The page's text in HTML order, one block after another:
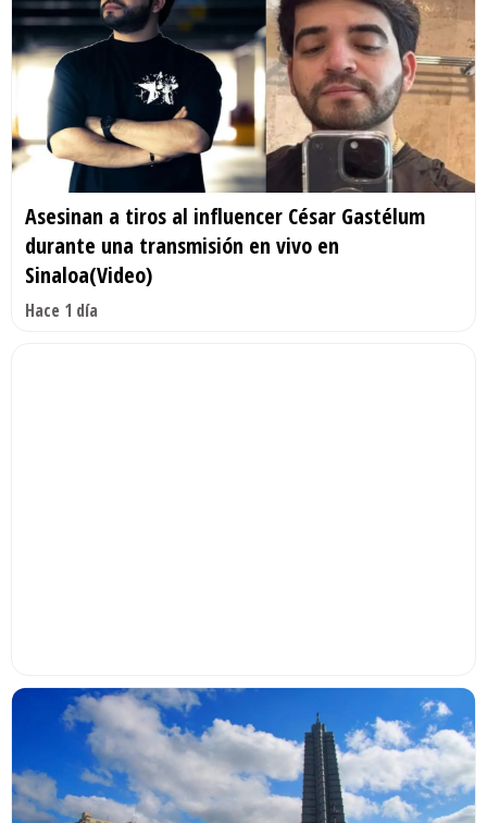
Asesinan a tiros al influencer César Gastélum
durante una transmisión en vivo en
Sinaloa(Video)
Hace 1 día